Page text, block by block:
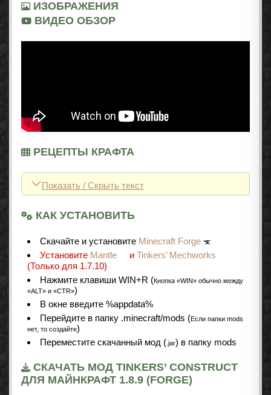
ИЗОБРАЖЕНИЯ
ВИДЕО ОБЗОР
РЕЦЕПТЫ КРАФТА
Показать / Скрыть текст
КАК УСТАНОВИТЬ
Cкачайте и установите Minecraft Forge
Установите Mantle и Tinkers’ Mechworks
(Только для 1.7.10)
Нажмите клавиши WIN+R (Кнопка «WIN» обычно между
«ALT» и «CTR»)
В окне введите %appdata%
Перейдите в папку .minecraft/mods (Если папки mods
нет, то создайте)
Переместите скачанный мод ( .jar) в папку mods
СКАЧАТЬ МОД TINKERS’ CONSTRUCT
ДЛЯ МАЙНКРАФТ 1.8.9 (FORGE)